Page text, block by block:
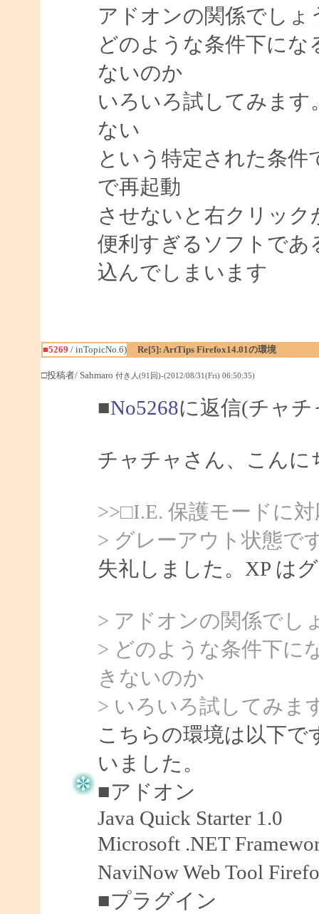
アドオンの関係でしょ
どのような条件下に
ないのか
いろいろ試してみま
ない
という特定された条
で再起動
させないと右クリッ
便利すぎるソフトであ
込んでしまいます
■5269 / inTopicNo.6) Re[5]: ArtTips Firefox14.01の環境
□投稿者/ Sahmaro 付き人(91回)-(2012/08/31(Fri) 06:50:35)
■No5268に返信(チャ
チャチャさん、こんに
>>□I.E. 保護モードに
> グレーアウト状態で
失礼しました。XP は
> アドオンの関係でし
> どのような条件下に
きないのか
> いろいろ試してみま
こちらの環境は以下で
いました。
■アドオン
Java Quick Starter 1.0
Microsoft .NET
NaviNow Web Tool
■プラグイン